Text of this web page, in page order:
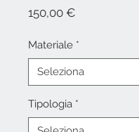
150,00 €
Materiale *
Tipologia *